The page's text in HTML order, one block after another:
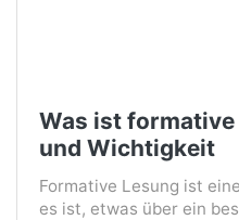
Was ist formative
und Wichtigkeit
Formative Lesung ist
es ist, etwas über ein